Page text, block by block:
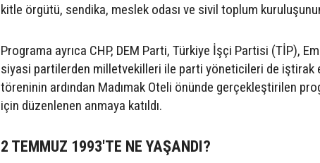
kitle örgütü, sendika, meslek odası ve sivil toplum
Programa ayrıca CHP, DEM Parti, Türkiye İşçi Partisi (TİP),
siyasi partilerden milletvekilleri ile parti yöneticileri de
töreninin ardından Madımak Oteli önünde gerçekleştirilen
için düzenlenen anmaya katıldı.
2 TEMMUZ 1993'TE NE YAŞANDI?